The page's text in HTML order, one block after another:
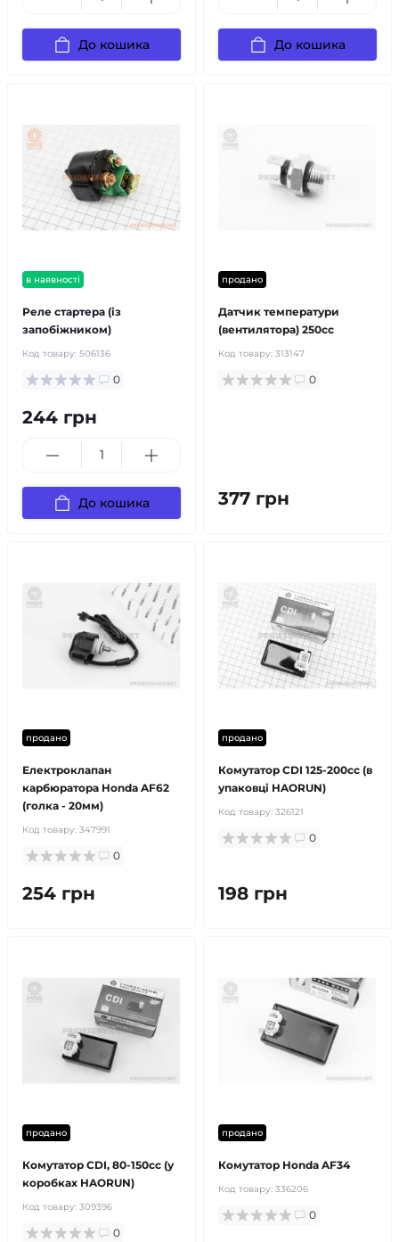
До кошика До кошика
в наявності
Реле стартера (із
запобіжником)
Код товару: 506136
0
244 грн
До кошика
продано
Датчик температури
(вентилятора) 250cc
Код товару: 313147
0
377 грн
продано
Електроклапан
карбюратора Honda AF62
(голка - 20мм)
Код товару: 347991
0
254 грн
продано
Комутатор CDI 125-200cc (в
упаковці HAORUN)
Код товару: 326121
0
198 грн
продано
Комутатор CDI, 80-150cc (у
коробках HAORUN)
Код товару: 309396
0
продано
Комутатор Honda AF34
Код товару: 336206
0